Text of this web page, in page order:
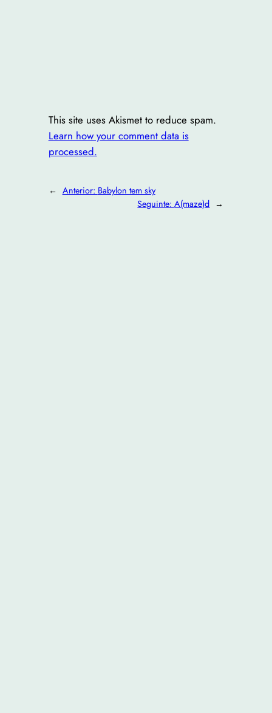
This site uses Akismet to reduce spam.
Learn how your comment data is
processed.
← Anterior: Babylon tem sky
Seguinte:A(maze)d →